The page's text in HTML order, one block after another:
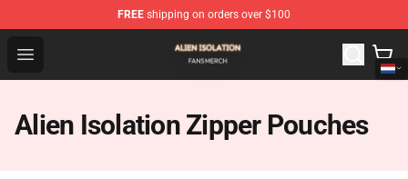
FREE shipping on orders over $100
Open menu
Alien Isolation Shop - Official Alien Isolation
Alien Isolation Zipper Pouches